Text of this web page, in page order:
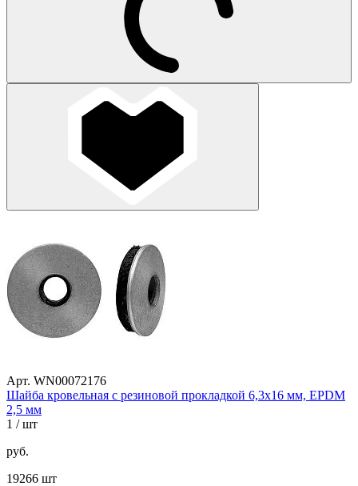
Арт. WN00072176
Шайба кровельная с резиновой прокладкой 6,3х16 мм, EPDM
2,5 мм
1 / шт
руб.
19266 шт